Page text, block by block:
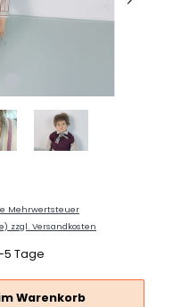
Mehrwertsteuer
zzgl. Versandkosten
5 Tage
Warenkorb